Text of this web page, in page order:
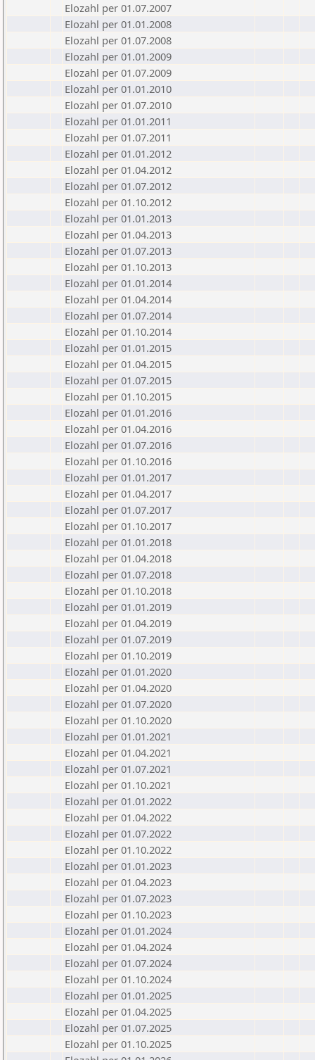
Elozahl per 01.07.2007
Elozahl per 01.01.2008
Elozahl per 01.07.2008
Elozahl per 01.01.2009
Elozahl per 01.07.2009
Elozahl per 01.01.2010
Elozahl per 01.07.2010
Elozahl per 01.01.2011
Elozahl per 01.07.2011
Elozahl per 01.01.2012
Elozahl per 01.04.2012
Elozahl per 01.07.2012
Elozahl per 01.10.2012
Elozahl per 01.01.2013
Elozahl per 01.04.2013
Elozahl per 01.07.2013
Elozahl per 01.10.2013
Elozahl per 01.01.2014
Elozahl per 01.04.2014
Elozahl per 01.07.2014
Elozahl per 01.10.2014
Elozahl per 01.01.2015
Elozahl per 01.04.2015
Elozahl per 01.07.2015
Elozahl per 01.10.2015
Elozahl per 01.01.2016
Elozahl per 01.04.2016
Elozahl per 01.07.2016
Elozahl per 01.10.2016
Elozahl per 01.01.2017
Elozahl per 01.04.2017
Elozahl per 01.07.2017
Elozahl per 01.10.2017
Elozahl per 01.01.2018
Elozahl per 01.04.2018
Elozahl per 01.07.2018
Elozahl per 01.10.2018
Elozahl per 01.01.2019
Elozahl per 01.04.2019
Elozahl per 01.07.2019
Elozahl per 01.10.2019
Elozahl per 01.01.2020
Elozahl per 01.04.2020
Elozahl per 01.07.2020
Elozahl per 01.10.2020
Elozahl per 01.01.2021
Elozahl per 01.04.2021
Elozahl per 01.07.2021
Elozahl per 01.10.2021
Elozahl per 01.01.2022
Elozahl per 01.04.2022
Elozahl per 01.07.2022
Elozahl per 01.10.2022
Elozahl per 01.01.2023
Elozahl per 01.04.2023
Elozahl per 01.07.2023
Elozahl per 01.10.2023
Elozahl per 01.01.2024
Elozahl per 01.04.2024
Elozahl per 01.07.2024
Elozahl per 01.10.2024
Elozahl per 01.01.2025
Elozahl per 01.04.2025
Elozahl per 01.07.2025
Elozahl per 01.10.2025